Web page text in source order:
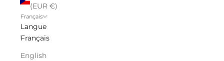
(EUR €)
Français
Langue
Français
English